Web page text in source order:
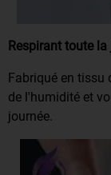
Respirant toute la
Fabriqué en tissu
de l'humidité et
journée.